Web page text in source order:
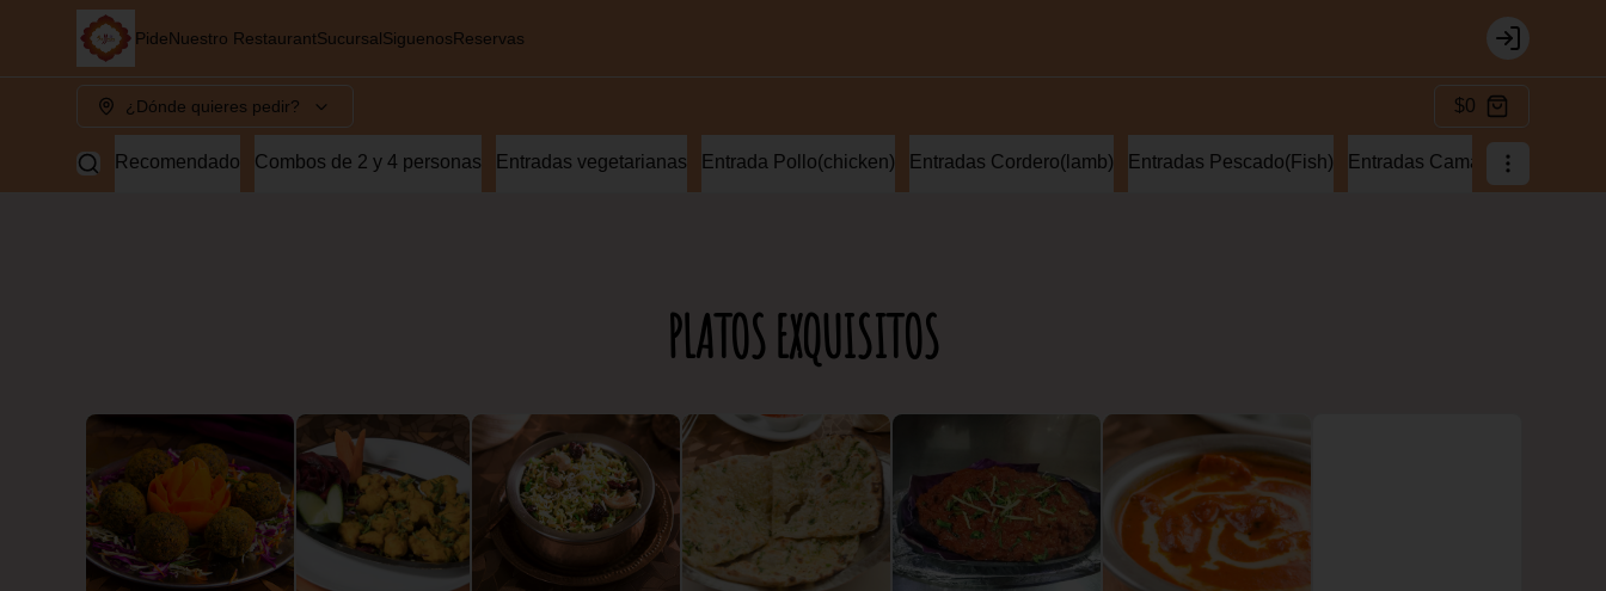
PideNuestro RestaurantSucursalSiguenosReservas
Login
¿Dónde quieres pedir? $0
Recomendado Combos de 2 y 4 personas Entradas vegetarianas Entrada Pollo(chicken) Entradas Cordero(lamb) Entradas Pescado(Fish) Entradas Camaron(Prawns)
PLATOS EXQUISITOS